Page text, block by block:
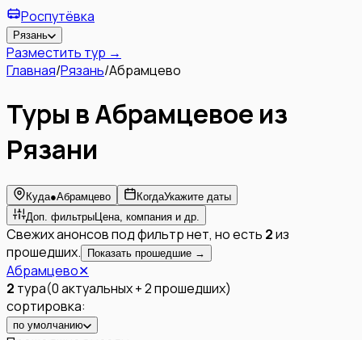
Роспутёвка
Рязань
Разместить тур →
Главная/Рязань/Абрамцево
Туры в Абрамцевое из
Рязани
Куда●Абрамцево КогдаУкажите даты
Доп. фильтры Цена, компания и др.
Свежих анонсов под фильтр нет, но есть 2из
прошедших.
Показать прошедшие →
Абрамцево✕
2 тура(0актуальных+2прошедших)
сортировка:
по умолчанию